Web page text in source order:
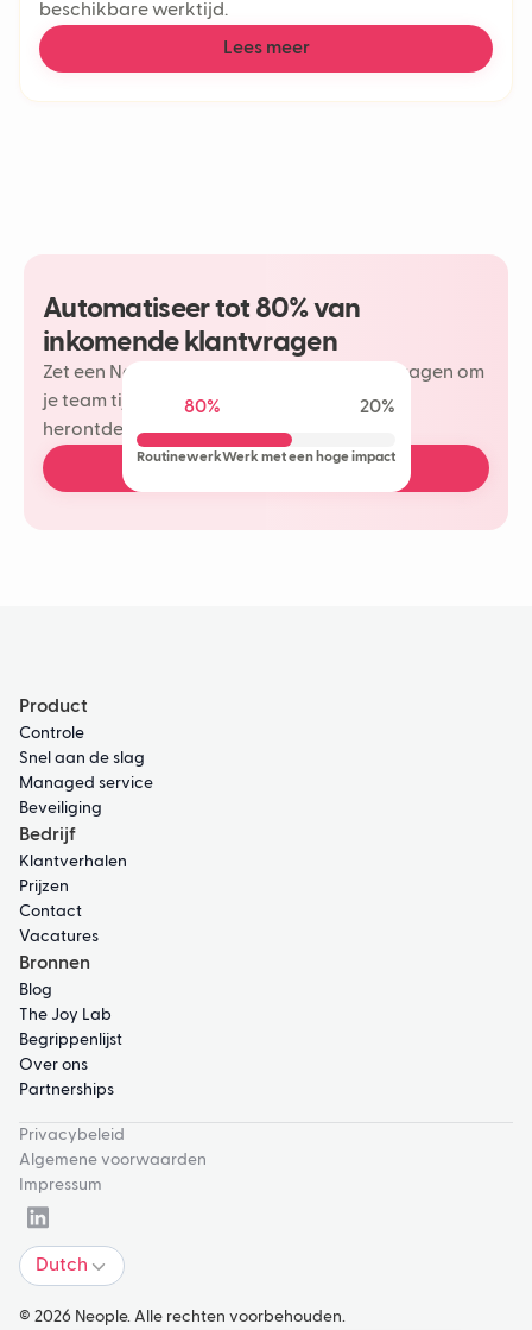
beschikbare werktijd.
Lees meer
Automatiseer tot 80% van
inkomende klantvragen
Zet een Neople in op je meest herhaalde vragen om
je team tijd te besparen en meer plezier te
herontdekken in je klantinteracties.
Boek een gratis demo
80% 20%
RoutinewerkWerk met een hoge impact
Product
Controle
Snel aan de slag
Managed service
Beveiliging
Bedrijf
Klantverhalen
Prijzen
Contact
Vacatures
Bronnen
Blog
The Joy Lab
Begrippenlijst
Over ons
Partnerships
© 2026 Neople. Alle rechten voorbehouden.
Privacybeleid
Algemene voorwaarden
Impressum
Dutch